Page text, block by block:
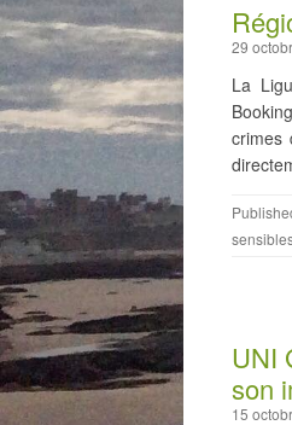
29
La
crimes
UNI
son
15